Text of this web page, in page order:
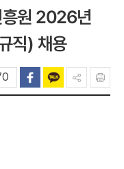
흥원 2026년
직) 채용